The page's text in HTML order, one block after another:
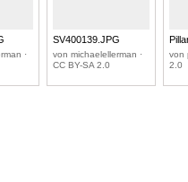
·
SV400139.JPG
von michaelellerman ·
CC BY-SA 2.0
von
2.0